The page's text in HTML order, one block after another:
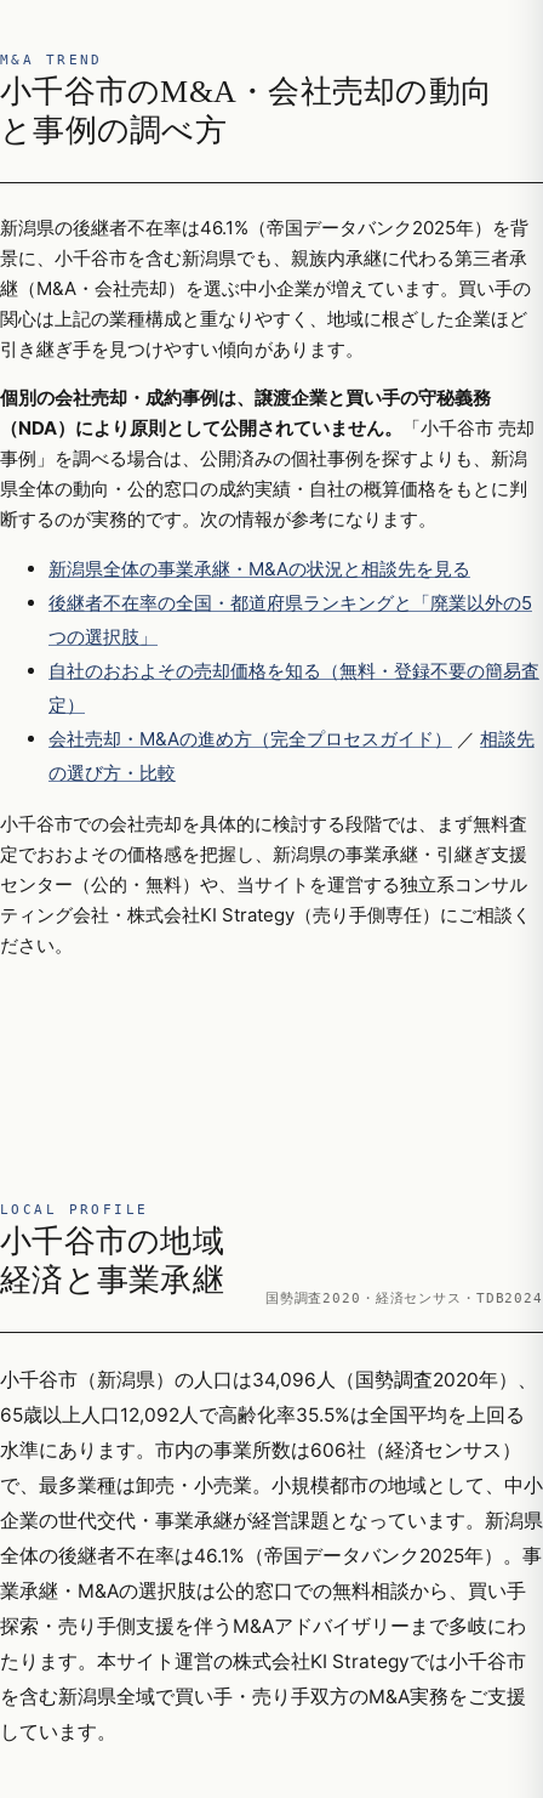
M&A TREND
小千谷市のM&A・会社売却の動向
と事例の調べ方
新潟県の後継者不在率は46.1%（帝国データバンク2025年）を背
景に、小千谷市を含む新潟県でも、親族内承継に代わる第三者承
継（M&A・会社売却）を選ぶ中小企業が増えています。買い手の
関心は上記の業種構成と重なりやすく、地域に根ざした企業ほど
引き継ぎ手を見つけやすい傾向があります。
個別の会社売却・成約事例は、譲渡企業と買い手の守秘義務
（NDA）により原則として公開されていません。
「小千谷市 売却
事例」を調べる場合は、公開済みの個社事例を探すよりも、新潟
県全体の動向・公的窓口の成約実績・自社の概算価格をもとに判
断するのが実務的です。次の情報が参考になります。
新潟県全体の事業承継・M&Aの状況と相談先を見る
後継者不在率の全国・都道府県ランキングと「廃業以外の5
つの選択肢」
自社のおおよその売却価格を知る（無料・登録不要の簡易査
定）
会社売却・M&Aの進め方（完全プロセスガイド）
／ 相談先
の選び方・比較
小千谷市での会社売却を具体的に検討する段階では、まず無料査
定でおおよその価格感を把握し、新潟県の事業承継・引継ぎ支援
センター（公的・無料）や、当サイトを運営する独立系コンサル
ティング会社・株式会社KI Strategy（売り手側専任）にご相談く
ださい。
LOCAL PROFILE
小千谷市の地域
経済と事業承継
国勢調査2020・経済センサス・TDB2024
小千谷市（新潟県）の人口は34,096人（国勢調査2020年）、
65歳以上人口12,092人で高齢化率35.5%は全国平均を上回る
水準にあります。市内の事業所数は606社（経済センサス）
で、最多業種は卸売・小売業。小規模都市の地域として、中小
企業の世代交代・事業承継が経営課題となっています。新潟県
全体の後継者不在率は46.1%（帝国データバンク2025年）。事
業承継・M&Aの選択肢は公的窓口での無料相談から、買い手
探索・売り手側支援を伴うM&Aアドバイザリーまで多岐にわ
たります。本サイト運営の株式会社KI Strategyでは小千谷市
を含む新潟県全域で買い手・売り手双方のM&A実務をご支援
しています。